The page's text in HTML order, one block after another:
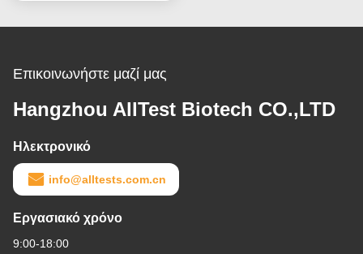
Επικοινωνήστε μαζί μας
Hangzhou AllTest Biotech CO.,LTD
Ηλεκτρονικό
info@alltests.com.cn
Εργασιακό χρόνο
9:00-18:00